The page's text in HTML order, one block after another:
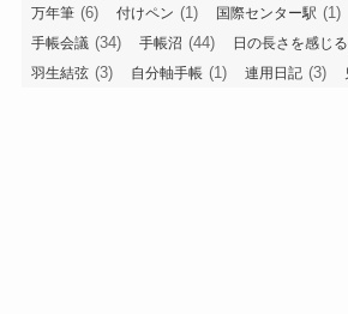
万年筆 (6) 付けペン (1) 国際センター駅 (1)
手帳会議 (34) 手帳沼 (44) 日の長さを感じ
羽生結弦 (3) 自分軸手帳 (1) 連用日記 (3)